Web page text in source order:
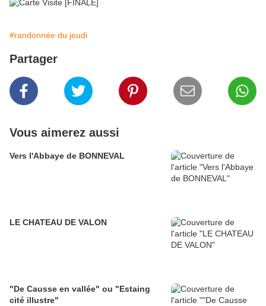
#randonnée du jeudi
Partager
Vous aimerez aussi
Vers l'Abbaye de BONNEVAL
LE CHATEAU DE VALON
"De Causse en vallée" ou "Estaing
cité illustre"